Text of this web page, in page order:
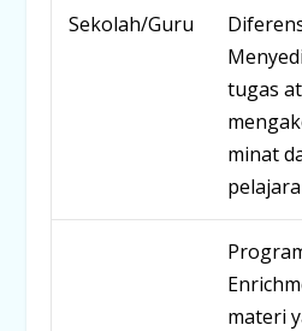
Sekolah/Guru
tugas
minat
materi